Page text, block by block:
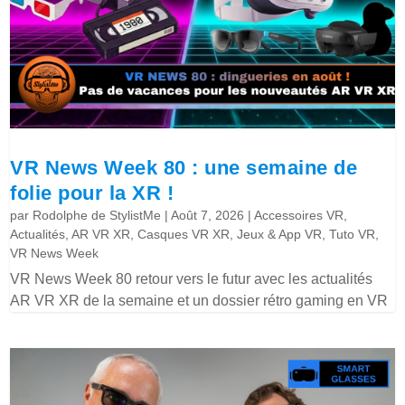
VR News Week 80 : une semaine de
folie pour la XR !
par Rodolphe de StylistMe |Août 7, 2026 |Accessoires VR,
Actualités,AR VR XR,Casques VR XR,Jeux & App VR,Tuto VR,
VR News Week
VR News Week 80 retour vers le futur avec les actualités
AR VR XR de la semaine et un dossier rétro gaming en VR